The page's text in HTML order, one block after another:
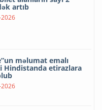
artıb
məlumat emalı
Hindistanda etirazlara